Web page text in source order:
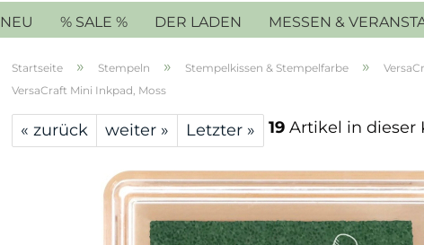
NEU % SALE % DER LADEN MESSEN &
Startseite » Stempeln » Stempelkissen & Stempelfarbe »
VersaCraft Mini Inkpad, Moss
« zurück weiter » Letzter » 19 Artikel in dieser